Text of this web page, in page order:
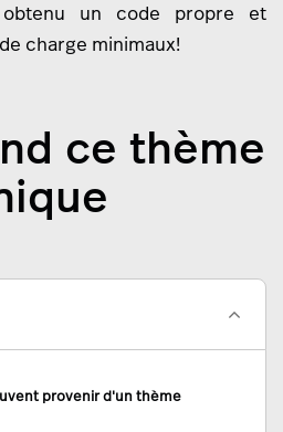
un code propre et
charge minimaux!
ce thème
provenir d'un thème